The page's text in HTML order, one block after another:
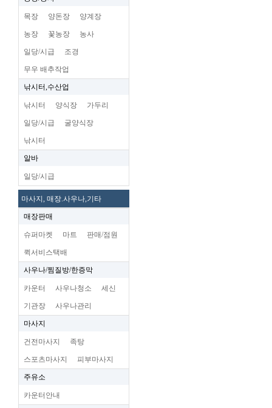
목장 양돈장 양계장
농장 꽃농장 농사
일당/시급 조경
무우 배추작업
낚시터,수산업
낚시터 양식장 가두리
일당/시급 굴양식장
낚시터
알바
일당/시급
마사지, 매장.사우나,기타
매장판매
슈퍼마켓 마트 판매/점원
퀵서비스택배
사우나/찜질방/한증막
카운터 사우나청소 세신
기관장 사우나관리
마사지
건전마사지 족탕
스포츠마사지 피부마사지
주유소
카운터안내